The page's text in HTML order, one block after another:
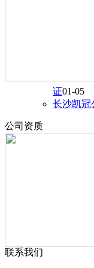
证01-05
长沙凯冠
公司资质
联系我们